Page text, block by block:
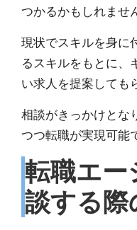
つかるかもしれませ
現状でスキルを身に
るスキルをもとに、
い求人を提案しても
相談がきっかけとな
つつ転職が実現可能
転職エー
談する際